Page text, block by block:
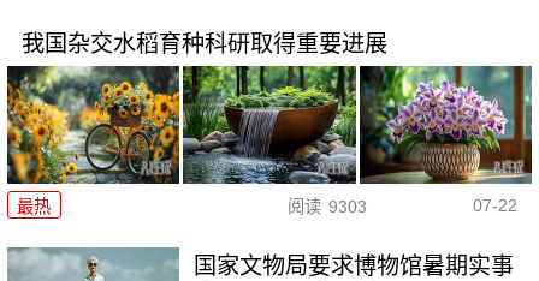
我国杂交水稻育种科研取得重要进展
最热 阅读 9303 07-22
国家文物局要求博物馆暑期实事